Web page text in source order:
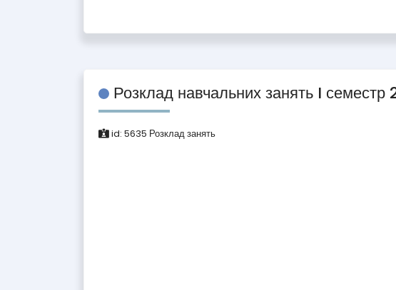
Розклад навчальних занять I
id: 5635 Розклад занять